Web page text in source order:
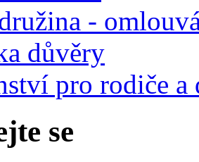
-
důvěry
pro rodiče
se